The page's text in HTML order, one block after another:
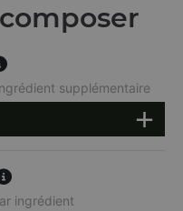
supplémentaire
ingrédient